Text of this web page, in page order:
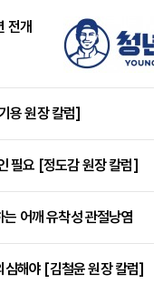
전개
용 원장 칼럼]
필요 [정도감 원장 칼럼]
어깨 유착성 관절낭염
심해야 [김철윤 원장 칼럼]